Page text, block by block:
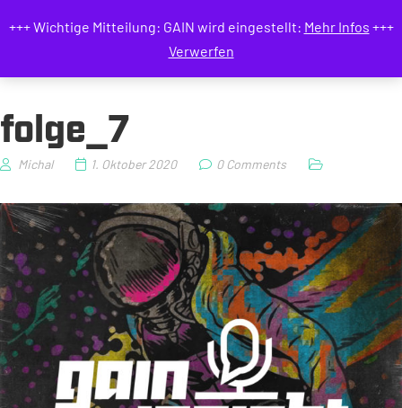
+++ Wichtige Mitteilung: GAIN wird eingestellt: Mehr Infos +++
Verwerfen
GAIN MAGAZIN
folge_7
Michal 1. Oktober 2020 0 Comments